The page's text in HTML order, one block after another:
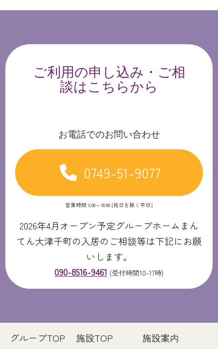
ご利用の申し込み・ご相
談はこちらから
お電話でのお問い合わせ
0749-51-9077
営業時間 9:00～18:00 [祝日を除く平日]
2026年4月オープン予定グループホームまん
てん大津千町の入居のご相談等は下記にお願
いします。
090-8516-9461 (受付時間10-17時)
グループTOP 施設TOP 施設案内